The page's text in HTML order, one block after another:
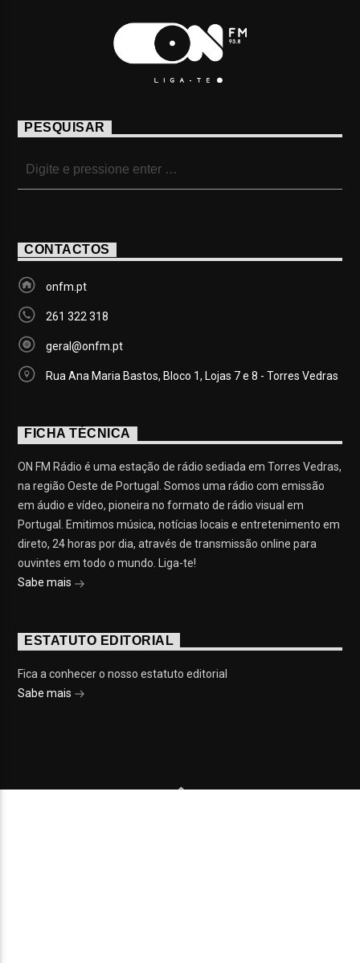
PESQUISAR
CONTACTOS
onfm.pt
261 322 318
geral@onfm.pt
Rua Ana Maria Bastos, Bloco 1, Lojas 7 e 8 - Torres Vedras
FICHA TÉCNICA
ON FM Rádio é uma estação de rádio sediada em Torres Vedras,
na região Oeste de Portugal. Somos uma rádio com emissão
em áudio e vídeo, pioneira no formato de rádio visual em
Portugal. Emitimos música, notícias locais e entretenimento em
direto, 24 horas por dia, através de transmissão online para
ouvintes em todo o mundo. Liga-te!
Sabe mais
ESTATUTO EDITORIAL
Fica a conhecer o nosso estatuto editorial
Sabe mais